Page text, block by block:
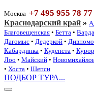
Москва +7 495 955 78 77
Краснодарский край »
Благовещенская • Бетта •
Дагомыс • Дедеркой •
Кабардинка • Кудепста •
Лоо • Майский •
• Хоста • Шепси
ПОДБОР ТУРА...